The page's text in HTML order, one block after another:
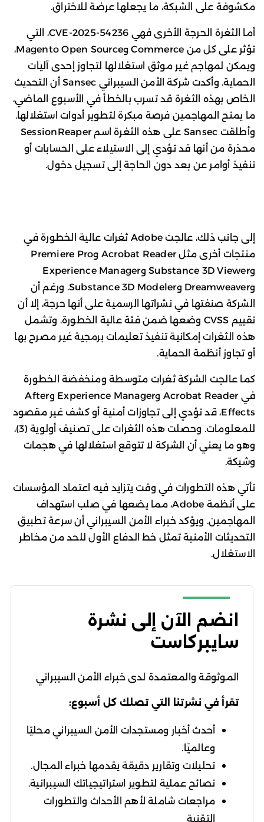
مكشوفة على الشبكة، ما يجعلها عرضة للاختراق.
أما الثغرة الحرجة الأخرى فهي CVE-2025-54236، التي
تؤثر على كل من Commerce وMagento Open Source،
ويمكن لمهاجم غير موثق استغلالها لتجاوز إحدى آليات
الحماية. وأكدت شركة الأمن السيبراني Sansec أن التحديث
الخاص بهذه الثغرة قد تسرب بالخطأ في الأسبوع الماضي،
ما يمنح المهاجمين فرصة مبكرة لتطوير أدوات استغلالها.
وأطلقت Sansec على هذه الثغرة اسم SessionReaper
محذرة من أنها قد تؤدي إلى الاستيلاء على الحسابات أو
تنفيذ أوامر عن بعد دون الحاجة إلى تسجيل دخول.
إلى جانب ذلك، عالجت Adobe ثغرات عالية الخطورة في
منتجات أخرى مثل Acrobat Reader وPremiere Pro
وSubstance 3D Viewer وExperience Manager
وDreamweaver وSubstance 3D Modeler. ورغم أن
الشركة صنفتها في نشراتها الرسمية على أنها حرجة، إلا أن
تقييم CVSS وضعها ضمن فئة عالية الخطورة. وتشمل
هذه الثغرات إمكانية تنفيذ تعليمات برمجية غير مصرح بها
أو تجاوز أنظمة الحماية.
كما عالجت الشركة ثغرات متوسطة ومنخفضة الخطورة
في Acrobat Reader وExperience Manager وAfter
Effects، قد تؤدي إلى تجاوزات أمنية أو كشف غير مقصود
للمعلومات. وحصلت هذه الثغرات على تصنيف أولوية (3)،
وهو ما يعني أن الشركة لا تتوقع استغلالها في هجمات
وشيكة.
تأتي هذه التطورات في وقت يتزايد فيه اعتماد المؤسسات
على أنظمة Adobe، مما يضعها في صلب استهداف
المهاجمين. ويؤكد خبراء الأمن السيبراني أن سرعة تطبيق
التحديثات الأمنية تمثل خط الدفاع الأول للحد من مخاطر
الاستغلال.
انضم الآن إلى نشرة
سايبركاست
الموثوقة والمعتمدة لدى خبراء الأمن السيبراني
تقرأ في نشرتنا التي تصلك كل أسبوع:
أحدث أخبار ومستجدات الأمن السيبراني محليًا
وعالميًا.
تحليلات وتقارير دقيقة يقدمها خبراء المجال.
نصائح عملية لتطوير استراتيجياتك السيبرانية.
مراجعات شاملة لأهم الأحداث والتطورات
التقنية